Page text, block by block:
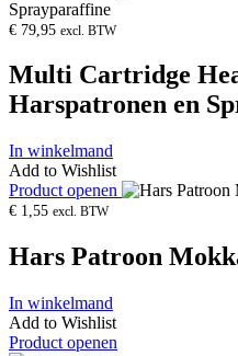
€ 79,95 excl. BTW
Multi Cartridge
Harspatronen en
In winkelmand
Add to Wishlist
Product openen
€ 1,55 excl. BTW
Hars Patroon
In winkelmand
Add to Wishlist
Product openen